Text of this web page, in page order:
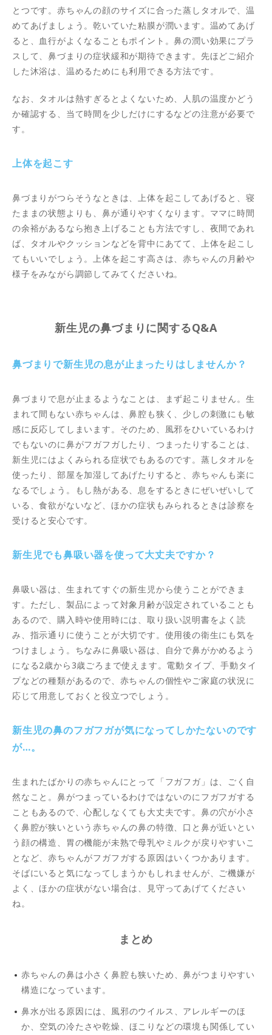
とつです。赤ちゃんの顔のサイズに合った蒸しタオルで、温
めてあげましょう。乾いていた粘膜が潤います。温めてあげ
ると、血行がよくなることもポイント。鼻の潤い効果にプラ
スして、鼻づまりの症状緩和が期待できます。先ほどご紹介
した沐浴は、温めるためにも利用できる方法です。
なお、タオルは熱すぎるとよくないため、人肌の温度かどう
か確認する、当て時間を少しだけにするなどの注意が必要で
す。
上体を起こす
鼻づまりがつらそうなときは、上体を起こしてあげると、寝
たままの状態よりも、鼻が通りやすくなります。ママに時間
の余裕があるなら抱き上げることも方法ですし、夜間であれ
ば、タオルやクッションなどを背中にあてて、上体を起こし
てもいいでしょう。上体を起こす高さは、赤ちゃんの月齢や
様子をみながら調節してみてくださいね。
新生児の鼻づまりに関するQ&A
鼻づまりで新生児の息が止まったりはしませんか？
鼻づまりで息が止まるようなことは、まず起こりません。生
まれて間もない赤ちゃんは、鼻腔も狭く、少しの刺激にも敏
感に反応してしまいます。そのため、風邪をひいているわけ
でもないのに鼻がフガフガしたり、つまったりすることは、
新生児にはよくみられる症状でもあるのです。蒸しタオルを
使ったり、部屋を加湿してあげたりすると、赤ちゃんも楽に
なるでしょう。もし熱がある、息をするときにぜいぜいして
いる、食欲がないなど、ほかの症状もみられるときは診察を
受けると安心です。
新生児でも鼻吸い器を使って大丈夫ですか？
鼻吸い器は、生まれてすぐの新生児から使うことができま
す。ただし、製品によって対象月齢が設定されていることも
あるので、購入時や使用時には、取り扱い説明書をよく読
み、指示通りに使うことが大切です。使用後の衛生にも気を
つけましょう。ちなみに鼻吸い器は、自分で鼻がかめるよう
になる2歳から3歳ごろまで使えます。電動タイプ、手動タイ
プなどの種類があるので、赤ちゃんの個性やご家庭の状況に
応じて用意しておくと役立つでしょう。
新生児の鼻のフガフガが気になってしかたないのです
が…。
生まれたばかりの赤ちゃんにとって「フガフガ」は、ごく自
然なこと。鼻がつまっているわけではないのにフガフガする
こともあるので、心配しなくても大丈夫です。鼻の穴が小さ
く鼻腔が狭いという赤ちゃんの鼻の特徴、口と鼻が近いとい
う顔の構造、胃の機能が未熟で母乳やミルクが戻りやすいこ
となど、赤ちゃんがフガフガする原因はいくつかあります。
そばにいると気になってしまうかもしれませんが、ご機嫌が
よく、ほかの症状がない場合は、見守ってあげてください
ね。
まとめ
赤ちゃんの鼻は小さく鼻腔も狭いため、鼻がつまりやすい
構造になっています。
鼻水が出る原因には、風邪のウイルス、アレルギーのほ
か、空気の冷たさや乾燥、ほこりなどの環境も関係してい